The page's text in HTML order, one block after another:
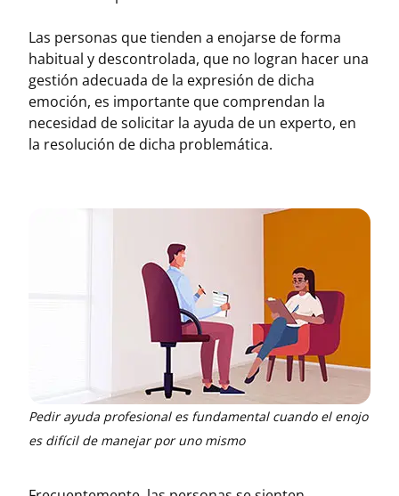
Las personas que tienden a enojarse de forma
habitual y descontrolada, que no logran hacer una
gestión adecuada de la expresión de dicha
emoción, es importante que comprendan la
necesidad de solicitar la ayuda de un experto, en
la resolución de dicha problemática.
Pedir ayuda profesional es fundamental cuando el enojo
es difícil de manejar por uno mismo